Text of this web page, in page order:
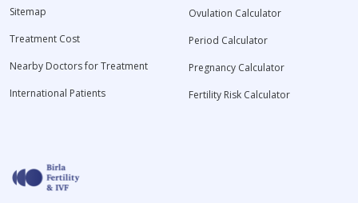
Sitemap
Treatment Cost
Nearby Doctors for Treatment
International Patients
Ovulation Calculator
Period Calculator
Pregnancy Calculator
Fertility Risk Calculator